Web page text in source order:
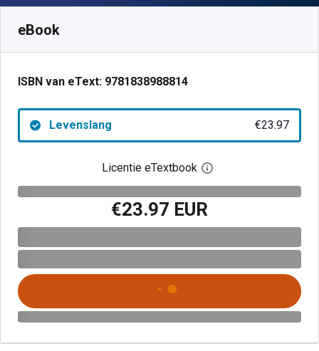
eBook
ISBN van eText: 9781838988814
Levenslang €23.97
Licentie eTextbook Open het
€23.97 EUR